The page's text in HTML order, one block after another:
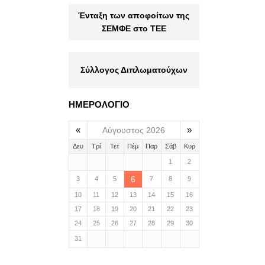
Ένταξη των αποφοίτων της
ΣΕΜΦΕ στο ΤΕΕ
Σύλλογος Διπλωματούχων
ΗΜΕΡΟΛΟΓΙΟ
« Αύγουστος 2026 »
Δευ Τρί Τετ Πέμ Παρ Σάβ Κυρ
1 2
3 4 5 6 7 8 9
10 11 12 13 14 15
16
17
18 19 20 21 22
23
24
25 26 27 28 29 30
31